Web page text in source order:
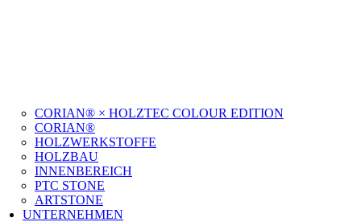
CORIAN® × HOLZTEC COLOUR EDITION
CORIAN®
HOLZWERKSTOFFE
HOLZBAU
INNENBEREICH
PTC STONE
ARTSTONE
UNTERNEHMEN